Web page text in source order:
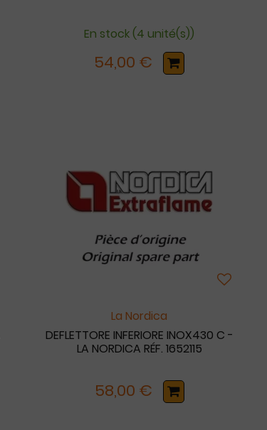
En stock (4 unité(s))
54,00 €
La Nordica
DEFLETTORE INFERIORE INOX430 C -
LA NORDICA RÉF. 1652115
58,00 €